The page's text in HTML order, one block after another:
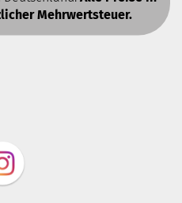
Mehrwertsteuer.